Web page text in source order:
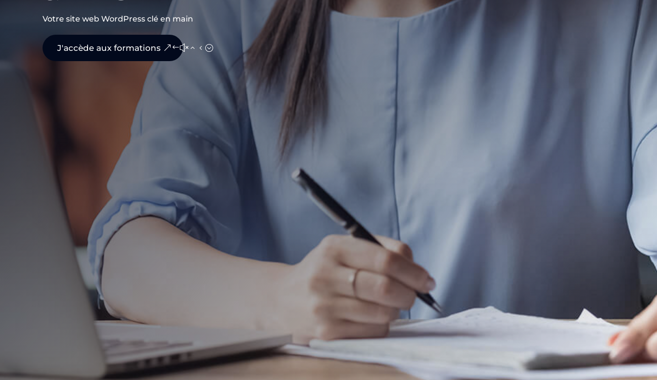
Votre site web WordPress clé en main
J'accède aux formations